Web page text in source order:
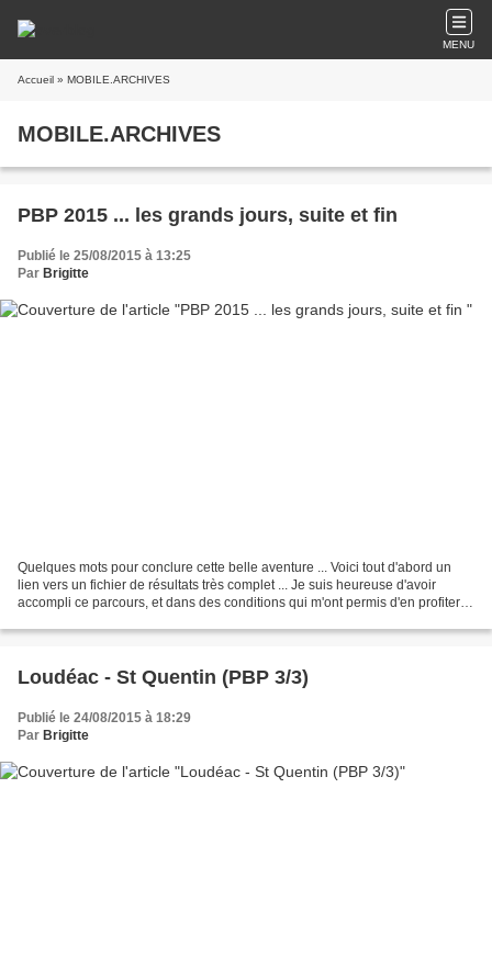
MENU
Accueil » MOBILE.ARCHIVES
MOBILE.ARCHIVES
PBP 2015 ... les grands jours, suite et fin
Publié le 25/08/2015 à 13:25
Par Brigitte
Quelques mots pour conclure cette belle aventure ... Voici tout d'abord un
lien vers un fichier de résultats très complet ... Je suis heureuse d'avoir
accompli ce parcours, et dans des conditions qui m'ont permis d'en profiter.
Loudéac - St Quentin (PBP 3/3)
Publié le 24/08/2015 à 18:29
Par Brigitte